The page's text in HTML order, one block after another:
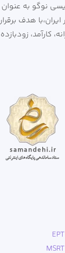
نوگو به
هدف
کارآمد،